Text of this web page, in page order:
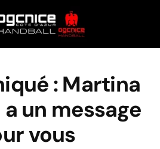
: Martina
un message
vous